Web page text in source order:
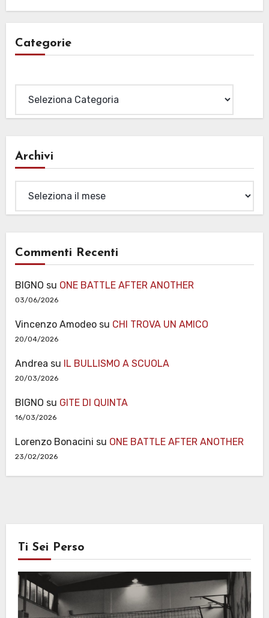
Categorie
Archivi
Commenti Recenti
BIGNO su ONE BATTLE AFTER ANOTHER
03/06/2026
Vincenzo Amodeosu CHI TROVA UN AMICO
20/04/2026
Andrea su IL BULLISMO A SCUOLA
20/03/2026
BIGNO su GITE DI QUINTA
16/03/2026
Lorenzo Bonacini su ONE BATTLE AFTER ANOTHER
23/02/2026
Ti Sei Perso